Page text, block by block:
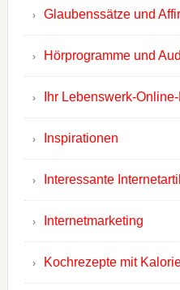
Glaubenssätze und
Hörprogramme und
Ihr Lebenswerk-
Inspirationen
Interessante
Internetmarketing
Kochrezepte mit